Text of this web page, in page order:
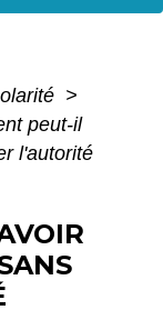
>
peut-il
l'autorité